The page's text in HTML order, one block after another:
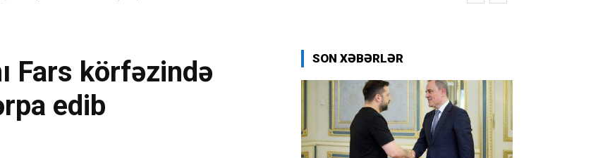
Fars körfəzində
edib
SON XƏBƏRLƏR